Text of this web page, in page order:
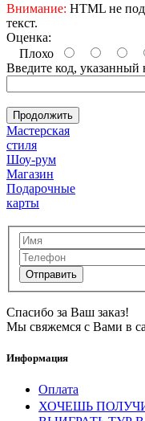
Внимание: HTML не
текст.
Оценка:
Плохо
Введите код, указанный
Продолжить
Мастерская
стиля
Шоу-рум
Магазин
Подарочные
карты
Спасибо за Ваш заказ!
Мы свяжемся с Вами в
Информация
Оплата
ХОЧЕШЬ